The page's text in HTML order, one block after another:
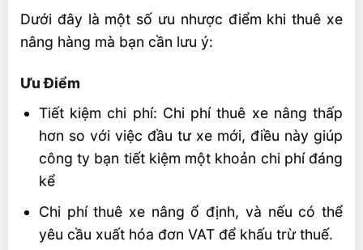
Dưới đây là một số ưu nhược điểm khi thuê xe
nâng hàng mà bạn cần lưu ý:
Ưu Điểm
Tiết kiệm chi phí: Chi phí thuê xe nâng thấp
hơn so với việc đầu tư xe mới, điều này giúp
công ty bạn tiết kiệm một khoản chi phí đáng
kể
Chi phí thuê xe nâng ổ định, và nếu có thể
yêu cầu xuất hóa đơn VAT để khấu trừ thuế.